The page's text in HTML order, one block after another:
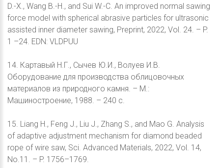
D.-X., Wang B.-H., and Sui W.-C. An improved normal sawing
force model with spherical abrasive particles for ultrasonic
assisted inner diameter sawing, Preprint, 2022, Vol. 24. – P.
1 –24. EDN: VLDPUU
14. Картавый Н.Г., Сычев Ю.И., Волуев И.В.
Оборудование для производства облицовочных
материалов из природного камня. – М.:
Машиностроение, 1988. – 240 с.
15. Liang H., Feng J., Liu J., Zhang S., and Mao G. Analysis
of adaptive adjustment mechanism for diamond beaded
rope of wire saw, Sci. Advanced Materials, 2022, Vol. 14,
No.11. – P. 1756–1769.